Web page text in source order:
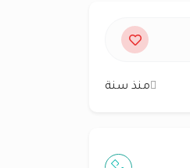
منذ سنة